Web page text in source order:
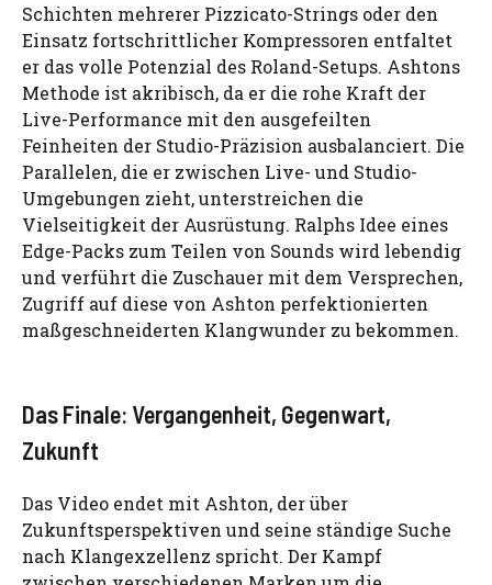
Schichten mehrerer Pizzicato-Strings oder den
Einsatz fortschrittlicher Kompressoren entfaltet
er das volle Potenzial des Roland-Setups. Ashtons
Methode ist akribisch, da er die rohe Kraft der
Live-Performance mit den ausgefeilten
Feinheiten der Studio-Präzision ausbalanciert. Die
Parallelen, die er zwischen Live- und Studio-
Umgebungen zieht, unterstreichen die
Vielseitigkeit der Ausrüstung. Ralphs Idee eines
Edge-Packs zum Teilen von Sounds wird lebendig
und verführt die Zuschauer mit dem Versprechen,
Zugriff auf diese von Ashton perfektionierten
maßgeschneiderten Klangwunder zu bekommen.
Das Finale: Vergangenheit, Gegenwart,
Zukunft
Das Video endet mit Ashton, der über
Zukunftsperspektiven und seine ständige Suche
nach Klangexzellenz spricht. Der Kampf